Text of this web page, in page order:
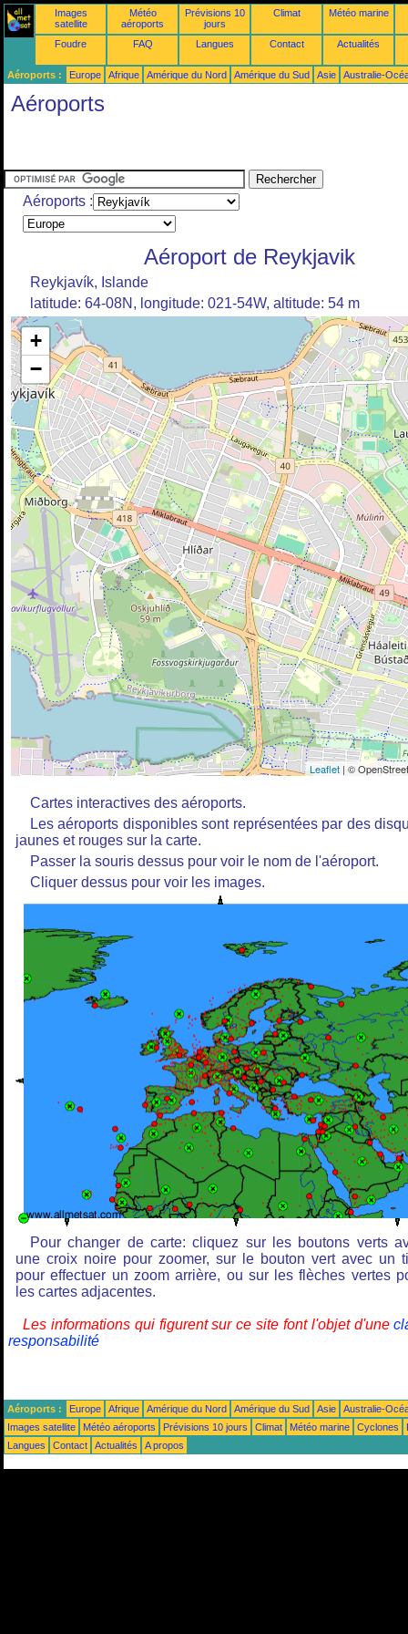
Images
satellite
Météo
aéroports
Prévisions 10
jours
Climat Météo marine
Foudre FAQ Langues Contact Actualités
Aéroports : Europe Afrique Amérique du Nord Amérique du Sud Asie Australie-
Aéroports
Aéroports :
Aéroport de Reykjavik
Reykjavík, Islande
latitude: 64-08N, longitude: 021-54W, altitude: 54 m
+
−
Leaflet | ©
Cartes interactives des aéroports.
Les aéroports disponibles sont représentées par des
jaunes et rouges sur la carte.
Passer la souris dessus pour voir le nom de l'aéroport.
Cliquer dessus pour voir les images.
Pour changer de carte: cliquez sur les boutons verts
une croix noire pour zoomer, sur le bouton vert avec un
pour effectuer un zoom arrière, ou sur les flèches vertes
les cartes adjacentes.
Les informations qui figurent sur ce site font l'objet d'une
responsabilité
Aéroports : Europe Afrique Amérique du Nord Amérique du Sud Asie
Australie-
Images satellite
Météo aéroports Prévisions 10 jours Climat Météo marine Cyclones
Langues
Contact Actualités A propos